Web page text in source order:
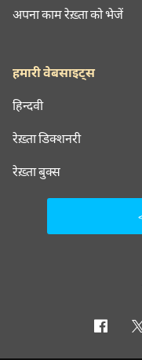
अपना काम रेख़्ता को भेजें
हमारी वेबसाइट्स
हिन्दवी
रेख़्ता डिक्शनरी
रेख़्ता बुक्स